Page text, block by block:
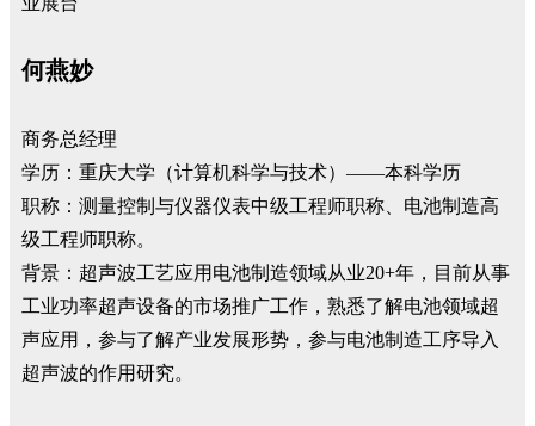
何燕妙
商务总经理
学历：重庆大学（计算机科学与技术）——本科学历
职称：测量控制与仪器仪表中级工程师职称、电池制造高
级工程师职称。
背景：超声波工艺应用电池制造领域从业20+年，目前从事
工业功率超声设备的市场推广工作，熟悉了解电池领域超
声应用，参与了解产业发展形势，参与电池制造工序导入
超声波的作用研究。